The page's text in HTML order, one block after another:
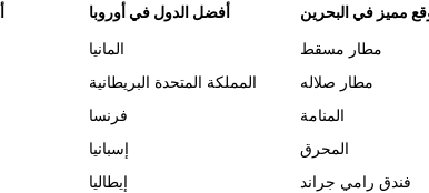
أفضل الدول في أوروبا
المانيا
المملكة المتحدة البريطانية
فرنسا
إسبانيا
إيطاليا
مميز في البحرين
مطار مسقط
مطار صلاله
المنامة
المحرق
فندق رامي جراند